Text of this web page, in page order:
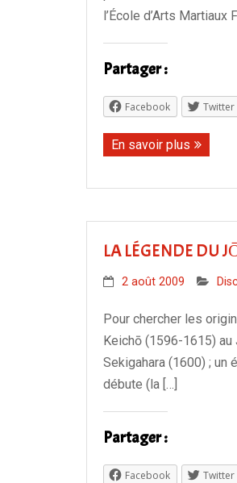
l’École d’Arts Martiaux
Partager :
Facebook Twitter
En savoir plus
LA LÉGENDE DU
2 août 2009
Pour chercher les
Keichō (1596-1615) au
Sekigahara (1600) ; un
débute (la […]
Partager :
Facebook Twitter